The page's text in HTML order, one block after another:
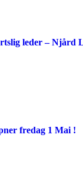
leder – Njård
fredag 1 Mai !